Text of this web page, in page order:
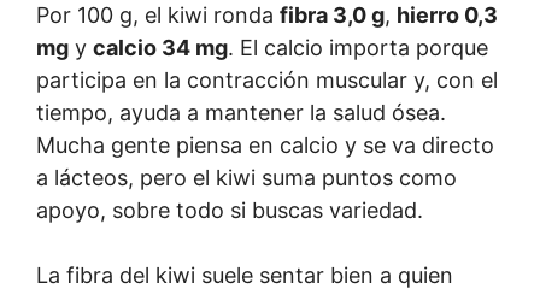
Por 100 g, el kiwi ronda fibra 3,0 g, hierro 0,3
mg y calcio 34 mg. El calcio importa porque
participa en la contracción muscular y, con el
tiempo, ayuda a mantener la salud ósea.
Mucha gente piensa en calcio y se va directo
a lácteos, pero el kiwi suma puntos como
apoyo, sobre todo si buscas variedad.
La fibra del kiwi suele sentar bien a quien